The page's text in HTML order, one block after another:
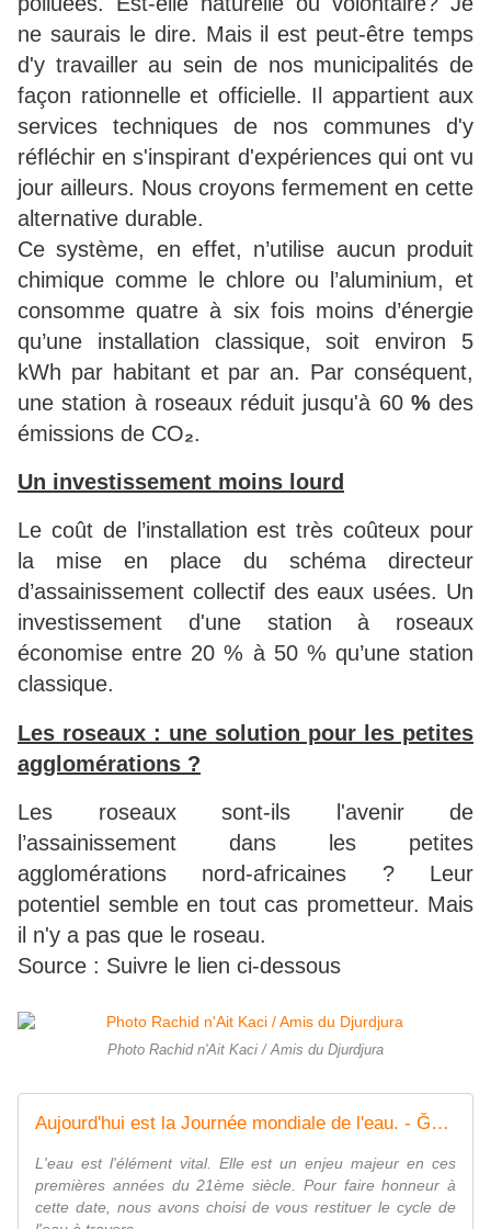
ne saurais le dire. Mais il est peut-être temps
d'y travailler au sein de nos municipalités de
façon rationnelle et officielle. Il appartient aux
services techniques de nos communes d'y
réfléchir en s'inspirant d'expériences qui ont vu
jour ailleurs. Nous croyons fermement en cette
alternative durable.
Ce système, en effet, n’utilise aucun produit
chimique comme le chlore ou l’aluminium, et
consomme quatre à six fois moins d’énergie
qu’une installation classique, soit environ 5
kWh par habitant et par an. Par conséquent,
une station à roseaux réduit jusqu'à 60%des
émissions de CO₂.
Un investissement moins lourd
Le coût de l’installation est très coûteux pour
la mise en place du schéma directeur
d’assainissement collectif des eaux usées. Un
investissement d'une station à roseaux
économise entre 20 % à 50 % qu’une station
classique.
Les roseaux : une solution pour les petites
agglomérations ?
Les roseaux sont-ils l'avenir de
l’assainissement dans les petites
agglomérations nord-africaines ? Leur
potentiel semble en tout cas prometteur. Mais
il n'y a pas que le roseau.
Source : Suivre le lien ci-dessous
Photo Rachid n'Ait Kaci / Amis du Djurdjura
Aujourd'hui est la Journée mondiale de l'eau. - Ǧeṛǧeṛ
L'eau est l'élément vital. Elle est un enjeu majeur en ces
premières années du 21ème siècle. Pour faire honneur à
cette date, nous avons choisi de vous restituer le cycle de